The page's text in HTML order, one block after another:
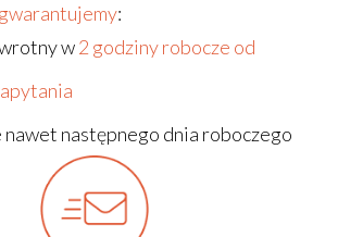
gwarantujemy:
w2 godziny robocze od
nawet następnego dnia roboczego